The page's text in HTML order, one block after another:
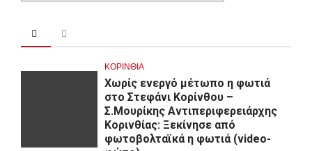
ΚΟΡΙΝΘΊΑ
Χωρίς ενεργό μέτωπο η φωτιά
στο Στεφάνι Κορίνθου –
Σ.Μουρίκης Αντιπεριφερειάρχης
Κορινθίας: Ξεκίνησε από
φωτοβολταϊκά η φωτιά (video-